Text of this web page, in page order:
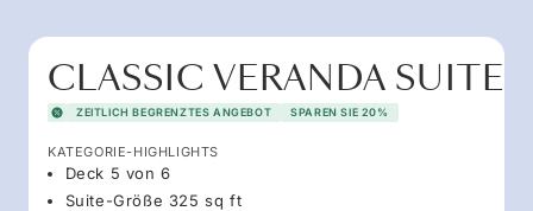
CLASSIC VERANDA SUITE
ZEITLICH BEGRENZTES ANGEBOT SPAREN SIE 20%
KATEGORIE-HIGHLIGHTS
Deck 5 von 6
Suite-Größe 325 sq ft